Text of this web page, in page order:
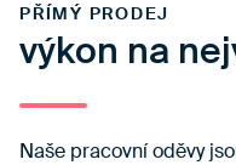
PŘÍMÝ PRODEJ
výkon na
Naše pracovní oděvy